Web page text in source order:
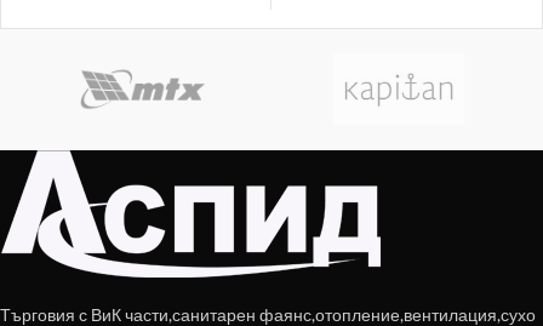
Търговия с ВиК части,санитарен фаянс,отопление,вентилация,сухо